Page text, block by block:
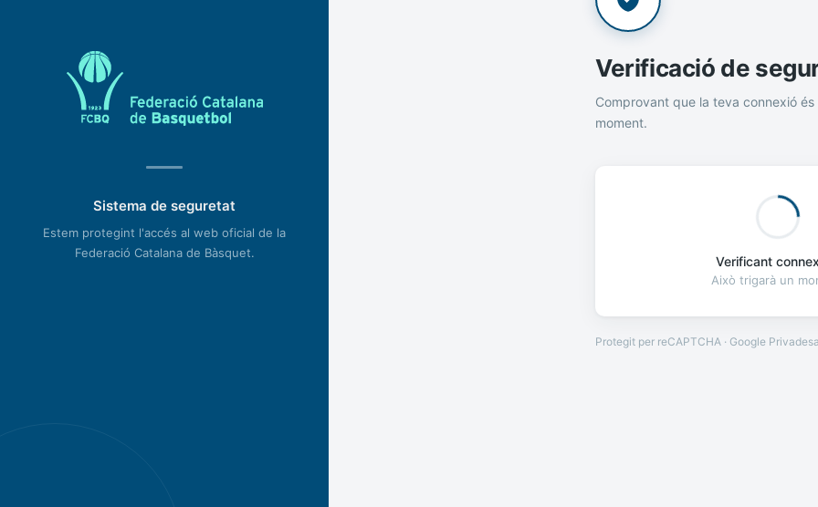
Sistema de seguretat
Estem protegint l'accés al web oficial de la
Federació Catalana de Bàsquet.
Verificació de
Comprovant que la teva connexió és
moment.
Verificant
Això trigarà un
Protegit per reCAPTCHA · Google Privadesa